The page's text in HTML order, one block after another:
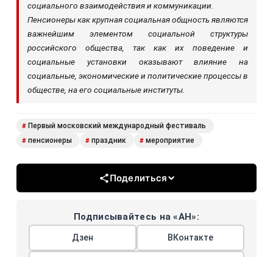
социального взаимодействия и коммуникации.
Пенсионеры как крупная социальная общность являются
важнейшим элементом социальной структуры
российского общества, так как их поведение и
социальные установки оказывают влияние на
социальные, экономические и политические процессы в
обществе, на его социальные институты.
# Первый московский международный фестиваль
# пенсионеры # праздник # мероприятие
Поделиться
Подписывайтесь на «АН»:
Дзен ВКонтакте